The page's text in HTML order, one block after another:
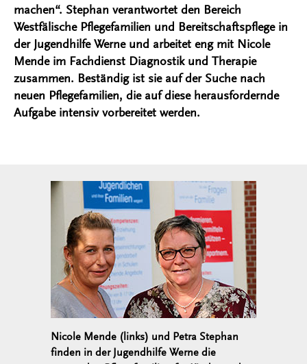
machen“. Stephan verantwortet den Bereich
Westfälische Pflegefamilien und Bereitschaftspflege in
der Jugendhilfe Werne und arbeitet eng mit Nicole
Mende im Fachdienst Diagnostik und Therapie
zusammen. Beständig ist sie auf der Suche nach
neuen Pflegefamilien, die auf diese herausfordernde
Aufgabe intensiv vorbereitet werden.
Nicole Mende (links) und Petra Stephan
finden in der Jugendhilfe Werne die